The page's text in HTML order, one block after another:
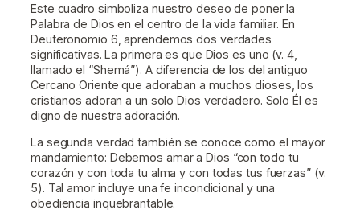
Este cuadro simboliza nuestro deseo de poner la
Palabra de Dios en el centro de la vida familiar. En
Deuteronomio 6, aprendemos dos verdades
significativas. La primera es que Dios es uno (v. 4,
llamado el “Shemá”). A diferencia de los del antiguo
Cercano Oriente que adoraban a muchos dioses, los
cristianos adoran a un solo Dios verdadero. Solo Él es
digno de nuestra adoración.
La segunda verdad también se conoce como el mayor
mandamiento: Debemos amar a Dios “con todo tu
corazón y con toda tu alma y con todas tus fuerzas” (v.
5). Tal amor incluye una fe incondicional y una
obediencia inquebrantable.